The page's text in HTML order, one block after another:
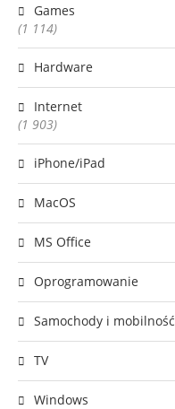
Games
(1 114)
Hardware
Internet
(1 903)
iPhone/iPad
MacOS
MS Office
Oprogramowanie
Samochody i mobilność
TV
Windows